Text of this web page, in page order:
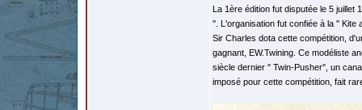
La 1ère édition fut disputée le 5 juillet
''. L'organisation fut confiée à la '' Kite
Sir Charles dota cette compétition,
gagnant, EW.Twining. Ce modéliste
siècle dernier '' Twin-Pusher'', un
imposé pour cette compétition, fait